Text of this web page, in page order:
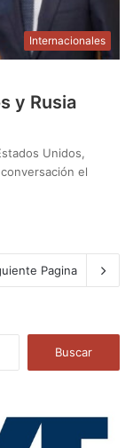
Internacionales
y Rusia
Unidos,
el
Pagina
a